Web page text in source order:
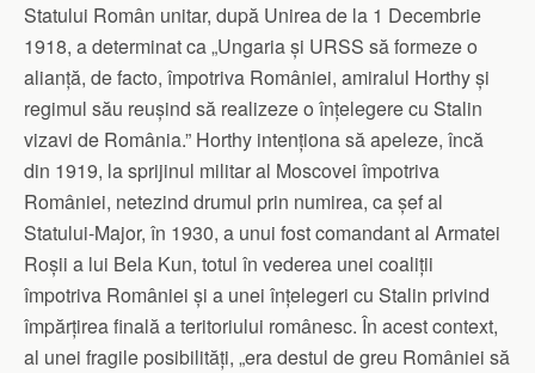
Statului Român unitar, după Unirea de la 1 Decembrie
1918, a determinat ca „Ungaria și URSS să formeze o
alianță, de facto, împotriva României, amiralul Horthy și
regimul său reușind să realizeze o înțelegere cu Stalin
vizavi de România.” Horthy intenționa să apeleze, încă
din 1919, la sprijinul militar al Moscovei împotriva
României, netezind drumul prin numirea, ca șef al
Statului-Major, în 1930, a unui fost comandant al Armatei
Roșii a lui Bela Kun, totul în vederea unei coaliții
împotriva României și a unei înțelegeri cu Stalin privind
împărțirea finală a teritoriului românesc. În acest context,
al unei fragile posibilități, „era destul de greu României să